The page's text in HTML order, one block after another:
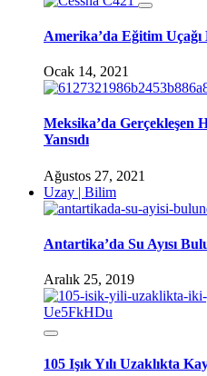
Amerika’da Eğitim Uçağı
Ocak 14, 2021
Meksika’da Gerçekleşen
Yansıdı
Ağustos 27, 2021
Uzay | Bilim
Antartika’da Su Ayısı
Aralık 25, 2019
105 Işık Yılı Uzaklıkta